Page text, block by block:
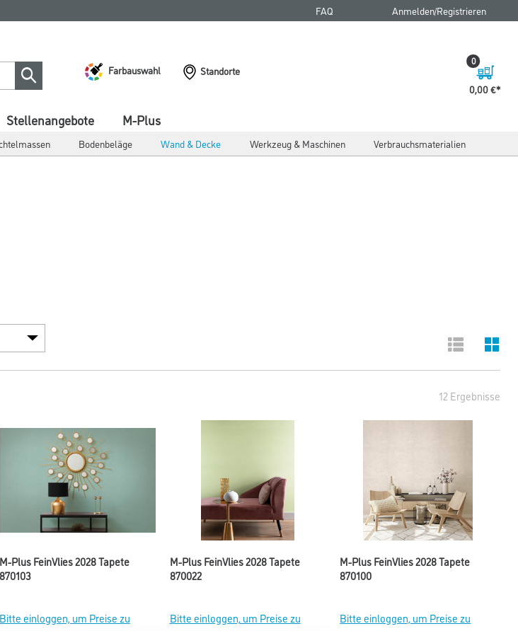
FAQ Anmelden/Registrieren
Farbauswahl
Standorte
0,00 €
0
Bodenbeläge Wand & Decke Werkzeug & Maschinen Verbrauchsmaterialien
Stellenangebote M-Plus
12 Ergebnisse
M-Plus FeinVlies 2028 Tapete
870103
Bitte einloggen, um Preise zu
M-Plus FeinVlies 2028 Tapete
870022
Bitte einloggen, um Preise zu
M-Plus FeinVlies 2028 Tapete
870100
Bitte einloggen, um Preise zu